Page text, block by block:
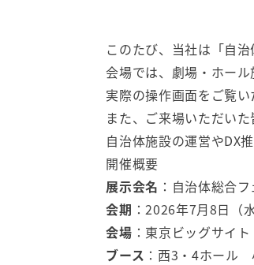
このたび、当社は「自
会場では、劇場・ホー
実際の操作画面をご覧
また、ご来場いただい
自治体施設の運営やDX
開催概要
展示会名 ：自治体総合
会期 ：2026年7月8日（
会場 ：東京ビッグサイ
ブース ：西3・4ホール